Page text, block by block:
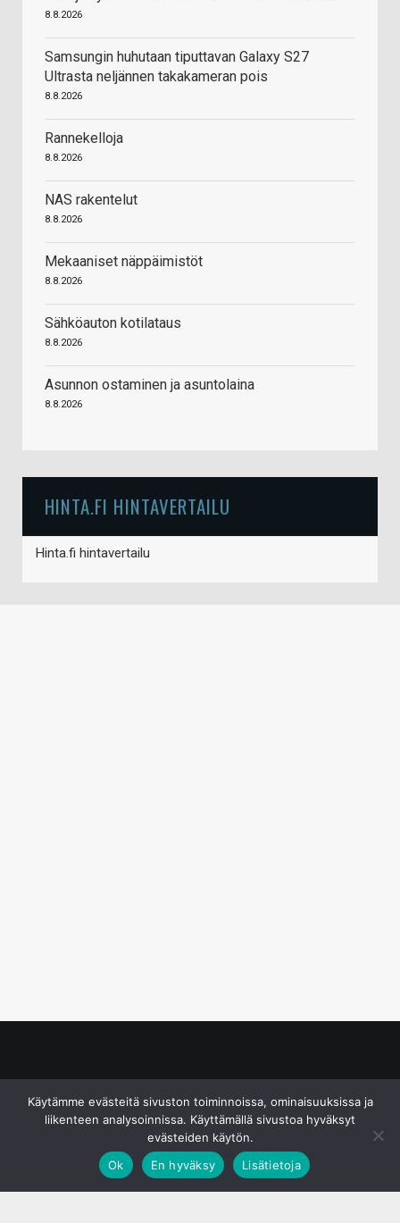
8.8.2026
Samsungin huhutaan tiputtavan Galaxy S27
Ultrasta neljännen takakameran pois
8.8.2026
Rannekelloja
8.8.2026
NAS rakentelut
8.8.2026
Mekaaniset näppäimistöt
8.8.2026
Sähköauton kotilataus
8.8.2026
Asunnon ostaminen ja asuntolaina
8.8.2026
HINTA.FI HINTAVERTAILU
Hinta.fi hintavertailu
Käytämme evästeitä sivuston toiminnoissa, ominaisuuksissa ja
liikenteen analysoinnissa. Käyttämällä sivustoa hyväksyt
evästeiden käytön.
Ok
En hyväksy Lisätietoja